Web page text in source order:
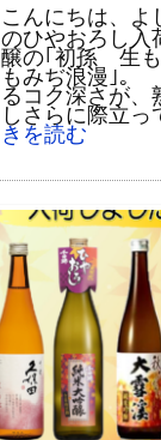
こんにちは、
のひやおろし入
醸の｢初孫 生
もみぢ浪漫｣。
るコク深さが、
しさらに際立
きを読む